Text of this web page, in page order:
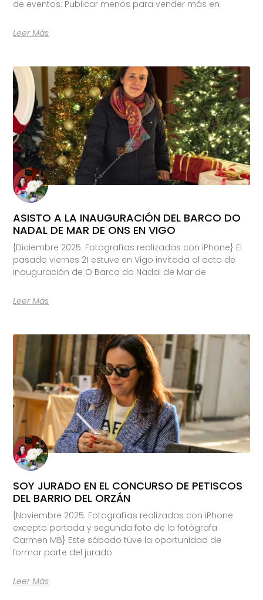
de eventos: Publicar menos para vender más en
Leer Más
ASISTO A LA INAUGURACIÓN DEL BARCO DO
NADAL DE MAR DE ONS EN VIGO
{Diciembre 2025. Fotografías realizadas con iPhone} El
pasado viernes 21 estuve en Vigo invitada al acto de
inauguración de O Barco do Nadal de Mar de
Leer Más
SOY JURADO EN EL CONCURSO DE PETISCOS
DEL BARRIO DEL ORZÁN
{Noviembre 2025. Fotografías realizadas con iPhone
excepto portada y segunda foto de la fotógrafa
Carmen MB} Este sábado tuve la oportunidad de
formar parte del jurado
Leer Más